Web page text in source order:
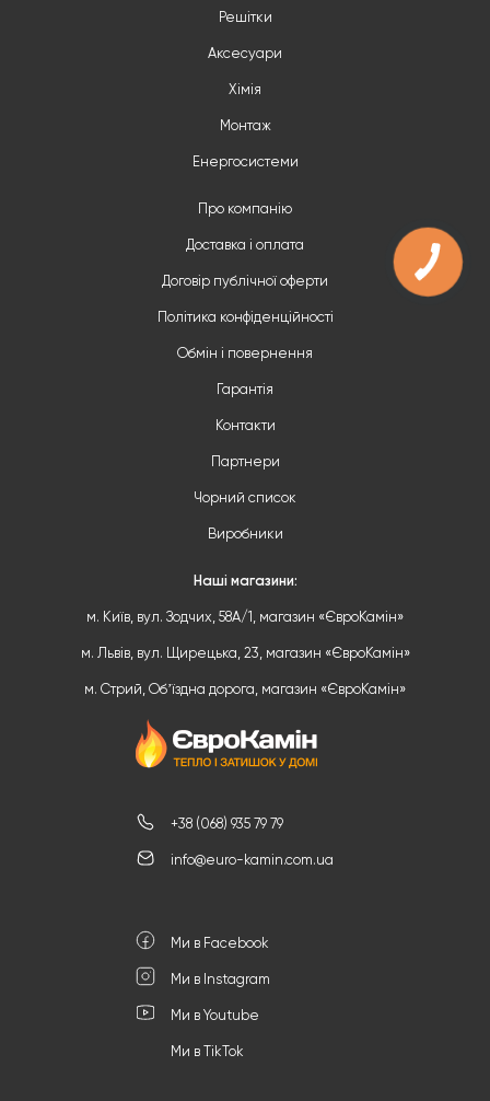
+38 (068) 935 79 79
info@euro-kamin.com.ua
Ми в Facebook
Ми в Instagram
Ми в Youtube
Ми в TikTok
Решітки
Аксесуари
Хімія
Монтаж
Енергосистеми
Про компанію
Доставка і оплата
Договір публічної оферти
Політика конфіденційності
Обмін і повернення
Гарантія
Контакти
Партнери
Чорний список
Виробники
Наші магазини:
м. Київ, вул. Зодчих, 58А/1, магазин «ЄвроКамін»
м. Львів, вул. Щирецька, 23, магазин «ЄвроКамін»
м. Стрий, Обʼїздна дорога, магазин «ЄвроКамін»